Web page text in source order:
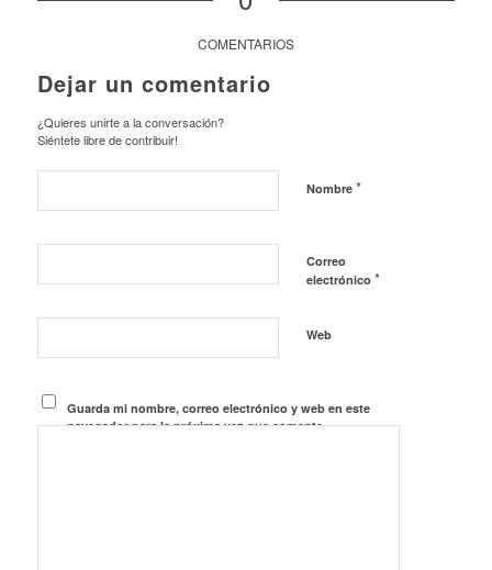
COMENTARIOS
Dejar un comentario
¿Quieres unirte a la conversación?
Siéntete libre de contribuir!
Nombre *
Correo
electrónico *
Web
Guarda mi nombre, correo electrónico y web en este
navegador para la próxima vez que comente.